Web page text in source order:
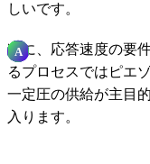
しいです。
次に、応答速度の要
るプロセスではピエ
一定圧の供給が主目
入ります。